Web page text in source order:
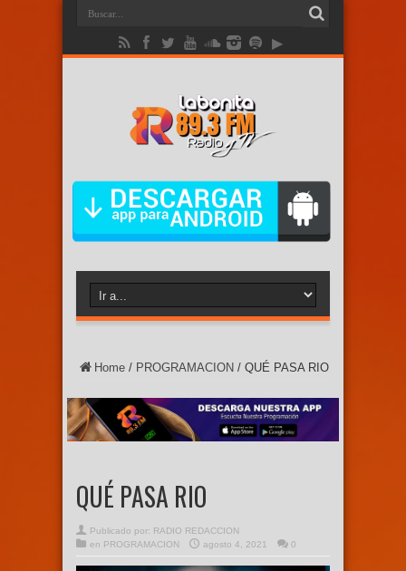
Home / PROGRAMACION / QUÉ PASA RIO
QUÉ PASA RIO
Publicado por: RADIO REDACCION
en PROGRAMACION agosto 4, 2021 0